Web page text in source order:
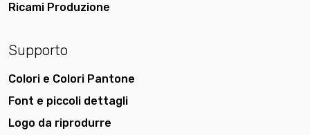
Ricami Produzione
Supporto
Colori e Colori Pantone
Font e piccoli dettagli
Logo da riprodurre